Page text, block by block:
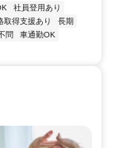
社員登用あり
取得支援あり
長期
問
車通勤OK